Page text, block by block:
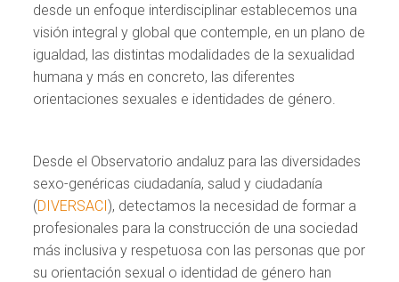
desde un enfoque interdisciplinar establecemos una
visión integral y global que contemple, en un plano de
igualdad, las distintas modalidades de la sexualidad
humana y más en concreto, las diferentes
orientaciones sexuales e identidades de género.
Desde el Observatorio andaluz para las diversidades
sexo-genéricas ciudadanía, salud y ciudadanía
(DIVERSACI), detectamos la necesidad de formar a
profesionales para la construcción de una sociedad
más inclusiva y respetuosa con las personas que por
su orientación sexual o identidad de género han